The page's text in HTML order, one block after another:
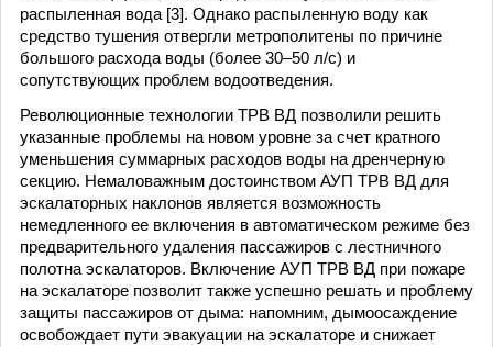
распыленная вода [3]. Однако распыленную воду как
средство тушения отвергли метрополитены по причине
большого расхода воды (более 30–50 л/с) и
сопутствующих проблем водоотведения.
Революционные технологии ТРВ ВД позволили решить
указанные проблемы на новом уровне за счет кратного
уменьшения суммарных расходов воды на дренчерную
секцию. Немаловажным достоинством АУП ТРВ ВД для
эскалаторных наклонов является возможность
немедленного ее включения в автоматическом режиме без
предварительного удаления пассажиров с лестничного
полотна эскалаторов. Включение АУП ТРВ ВД при пожаре
на эскалаторе позволит также успешно решать и проблему
защиты пассажиров от дыма: напомним, дымоосаждение
освобождает пути эвакуации на эскалаторе и снижает